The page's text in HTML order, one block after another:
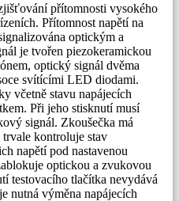
přítomnosti vysokého
Přítomnost napětí na
optickým a
je tvořen piezokeramickou
optický signál dvěma
svítícími LED diodami.
včetně stavu napájecích
Při jeho stisknutí musí
signál. Zkoušečka má
kontroluje stav
napětí pod nastavenou
optickou a zvukovou
testovacího tlačítka nevydává
nutná výměna napájecích